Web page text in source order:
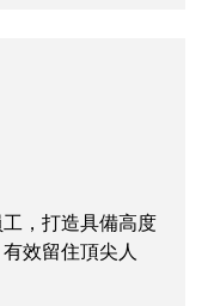
，打造具備高度
效留住頂尖人